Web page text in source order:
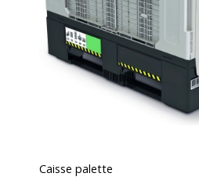
Caisse palette